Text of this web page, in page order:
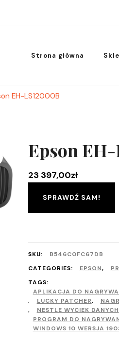
Strona główna
EH-LS12000B
Epson
23 397,00zł
SPRAWDŹ SAM!
SKU:
B546C0FC67DB
CATEGORIES:
EPSON,
TAGS:
APLIKACJA DO
,
LUCKY PATCHER,
,
NESTLE WYCIEK DANYCH
PROGRAM DO
WINDOWS 10 WERSJA